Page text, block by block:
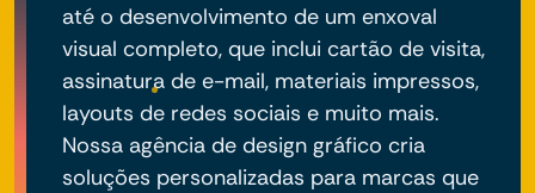
até o desenvolvimento de um enxoval
visual completo, que inclui cartão de visita,
assinatura de e-mail, materiais impressos,
layouts de redes sociais e muito mais.
Nossa agência de design gráfico cria
soluções personalizadas para marcas que